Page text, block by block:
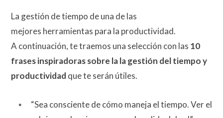
La gestión de tiempo de una de las
mejores herramientas para la productividad.
A continuación, te traemos una selección con las 10
frases inspiradoras sobre la la gestión del tiempo y
productividad que te serán útiles.
“Sea consciente de cómo maneja el tiempo. Ver el